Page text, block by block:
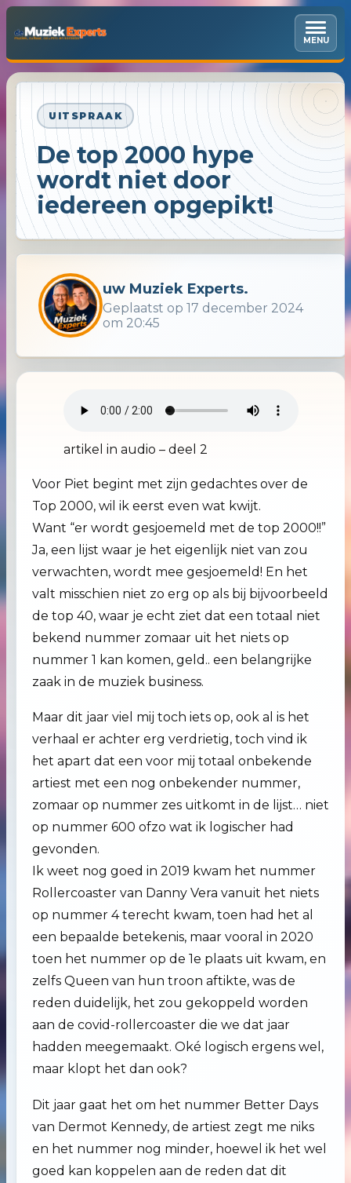
MENU
UITSPRAAK
De top 2000 hype
wordt niet door
iedereen opgepikt!
uw Muziek Experts.
Geplaatst op 17 december 2024
om 20:45
artikel in audio – deel 2
Voor Piet begint met zijn gedachtes over de
Top 2000, wil ik eerst even wat kwijt.
Want “er wordt gesjoemeld met de top 2000!!”
Ja, een lijst waar je het eigenlijk niet van zou
verwachten, wordt mee gesjoemeld! En het
valt misschien niet zo erg op als bij bijvoorbeeld
de top 40, waar je echt ziet dat een totaal niet
bekend nummer zomaar uit het niets op
nummer 1 kan komen, geld.. een belangrijke
zaak in de muziek business.
Maar dit jaar viel mij toch iets op, ook al is het
verhaal er achter erg verdrietig, toch vind ik
het apart dat een voor mij totaal onbekende
artiest met een nog onbekender nummer,
zomaar op nummer zes uitkomt in de lijst… niet
op nummer 600 ofzo wat ik logischer had
gevonden.
Ik weet nog goed in 2019 kwam het nummer
Rollercoaster van Danny Vera vanuit het niets
op nummer 4 terecht kwam, toen had het al
een bepaalde betekenis, maar vooral in 2020
toen het nummer op de 1e plaats uit kwam, en
zelfs Queen van hun troon aftikte, was de
reden duidelijk, het zou gekoppeld worden
aan de covid-rollercoaster die we dat jaar
hadden meegemaakt. Oké logisch ergens wel,
maar klopt het dan ook?
Dit jaar gaat het om het nummer Better Days
van Dermot Kennedy, de artiest zegt me niks
en het nummer nog minder, hoewel ik het wel
goed kan koppelen aan de reden dat dit